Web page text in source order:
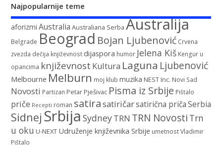
Najpopularnije teme
aforizmi Australia Australiana Serba Australija
Belgrade Beograd Bojan Ljubenović Crvena
zvezda dečija književnostdijaspora humor Jelena Kiš Kengur u
opancima književnost Kultura Laguna Ljubenović
Melbourne Melburn moj klub muzika NEST Inc. Novi Sad
Novosti Partizan Petar Pješivac Pisma iz Srbije Pištalo
priče Recepti roman satirasatiričarsatirična pričaSerbia
Sidnej Srbija SydneyTRN TRN Novosti Trn
u oku U-NEXT Udruženje književnika Srbije umetnostVladimir
Pištalo